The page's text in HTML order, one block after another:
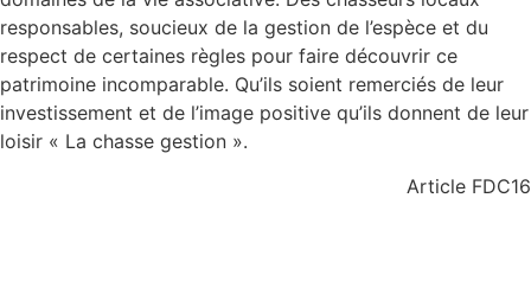
responsables, soucieux de la gestion de l’espèce et du
respect de certaines règles pour faire découvrir ce
patrimoine incomparable. Qu’ils soient remerciés de leur
investissement et de l’image positive qu’ils donnent de leur
loisir « La chasse gestion ».
Article FDC16